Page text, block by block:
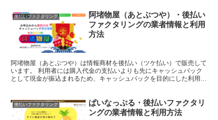
後払いファクタリング
阿堵物屋（あとぶつや）・後払い
ファクタリングの業者情報と利用
方法
阿堵物屋（あとぶつや）は情報商材を後払い（ツケ払い）で販売して
います。 利用者には購入代金の支払いよりも先にキャッシュバック
として現金が振込まれるため、キャッシュバックを目的にした利用者
後払いファクタリング
ぱいなっぷる・後払いファクタリ
ングの業者情報と利用方法